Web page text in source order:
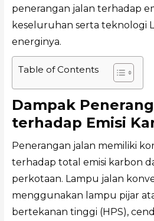
penerangan jalan terhadap
keseluruhan serta teknologi
energinya.
Table of Contents
Dampak
terhadap Emisi
Penerangan jalan memiliki
terhadap total emisi karbon
perkotaan. Lampu jalan
menggunakan lampu pijar
bertekanan tinggi (HPS),